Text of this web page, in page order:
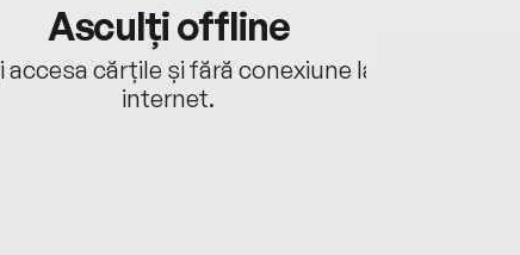
Asculți offline
accesa cărțile și fără conexiune la
internet.